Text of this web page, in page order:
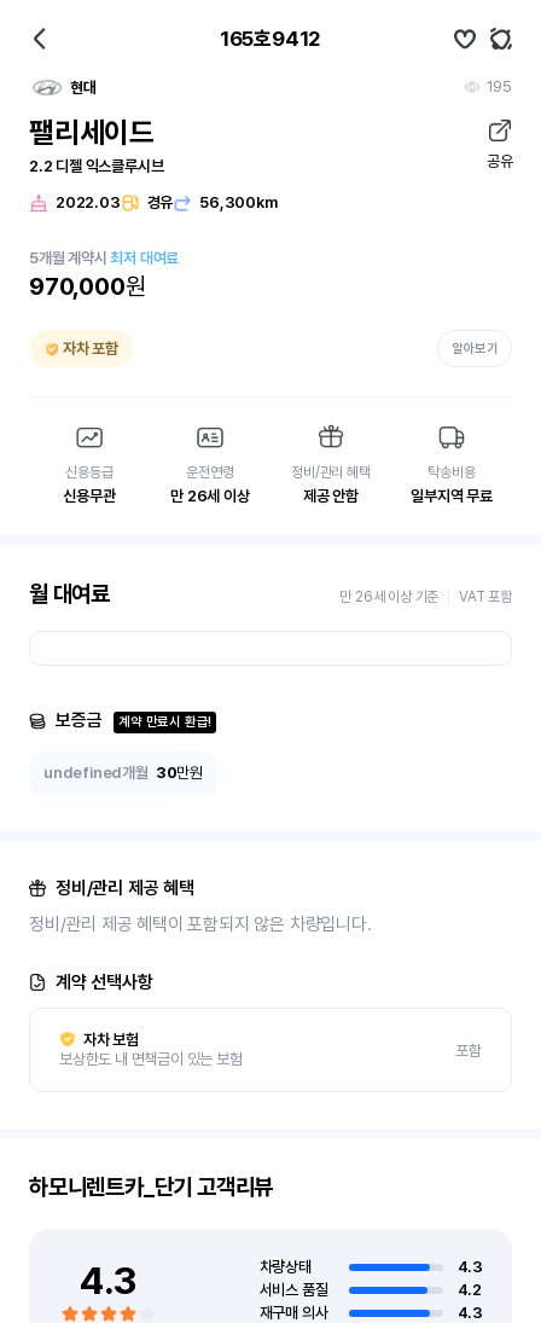
165호9412
현대 195
팰리세이드
2.2 디젤 익스클루시브 공유
2022.03 경유 56,300km
5개월 계약시최저 대여료
970,000원
자차 포함 알아보기
신용등급
신용무관
운전연령
만 26세 이상
정비/관리 혜택
제공 안함
탁송비용
일부지역 무료
월 대여료 만 26세 이상 기준 VAT 포함
보증금 계약 만료시 환급!
undefined개월 30만원
정비/관리 제공 혜택
정비/관리 제공 혜택이 포함되지 않은 차량입니다.
계약 선택사항
자차 보험
보상한도 내 면책금이 있는 보험
포함
하모니렌트카_단기 고객리뷰
4.3 차량상태
4.3
서비스 품질
4.2
재구매 의사
4.3